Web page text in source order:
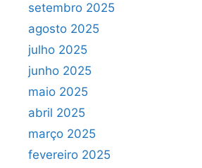
setembro 2025
agosto 2025
julho 2025
junho 2025
maio 2025
abril 2025
março 2025
fevereiro 2025